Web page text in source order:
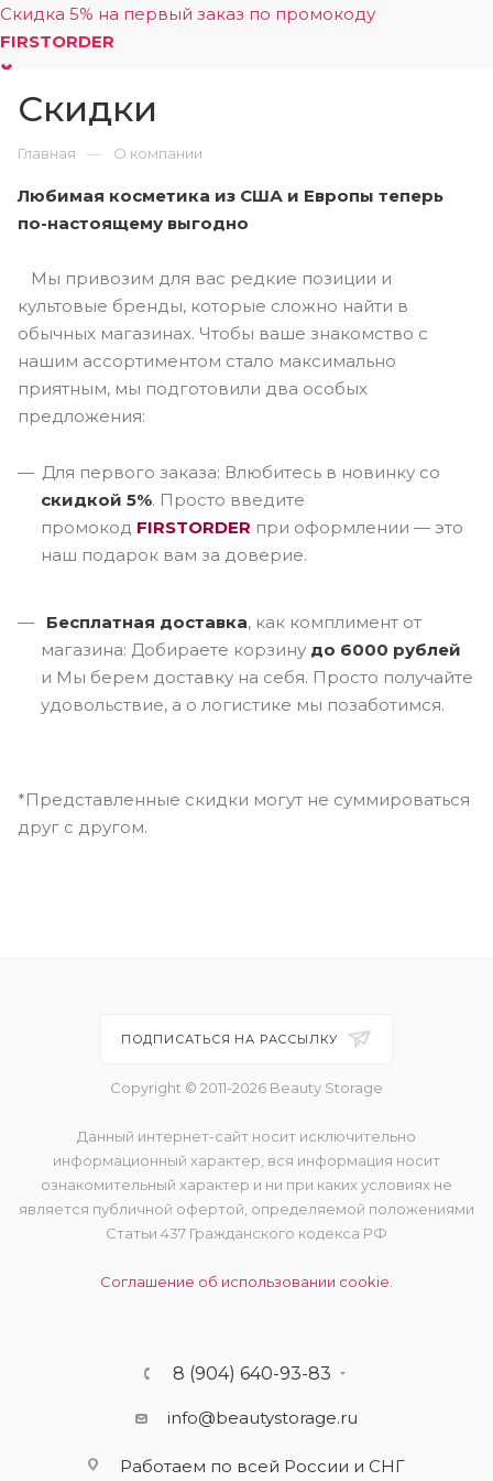
Скидка 5% на первый заказ по промокоду
FIRSTORDER
Скидки
Главная — О компании
Любимая косметика из США и Европы теперь
по-настоящему выгодно
Мы привозим для вас редкие позиции и
культовые бренды, которые сложно найти в
обычных магазинах. Чтобы ваше знакомство с
нашим ассортиментом стало максимально
приятным, мы подготовили два особых
предложения:
Для первого заказа: Влюбитесь в новинку со
скидкой 5%. Просто введите
промокод FIRSTORDER при оформлении — это
наш подарок вам за доверие.
Бесплатная доставка, как комплимент от
магазина: Добираете корзину до 6000 рублей
и Мы берем доставку на себя. Просто получайте
удовольствие, а о логистике мы позаботимся.
*Представленные скидки могут не суммироваться
друг с другом.
ПОДПИСАТЬСЯ НА РАССЫЛКУ
Copyright © 2011-2026 Beauty Storage
Данный интернет-сайт носит исключительно
информационный характер, вся информация носит
ознакомительный характер и ни при каких условиях не
является публичной офертой, определяемой положениями
Статьи 437 Гражданского кодекса РФ
Соглашение об использовании cookie.
8 (904) 640-93-83
info@beautystorage.ru
Работаем по всей России и СНГ